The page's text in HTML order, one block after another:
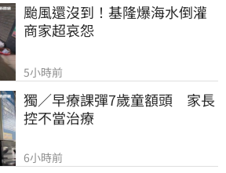
颱風還沒到！基隆爆海水倒灌
商家超哀怨
5小時前
獨／早療課彈7歲童額頭　家長
控不當治療
6小時前